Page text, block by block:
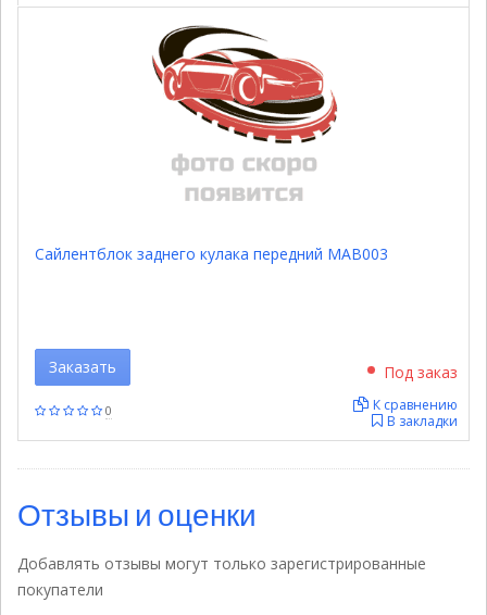
Сайлентблок заднего кулака передний MAB003
0
Под заказ
В закладки
К сравнению
Заказать
Отзывы и оценки
Добавлять отзывы могут только зарегистрированные
покупатели